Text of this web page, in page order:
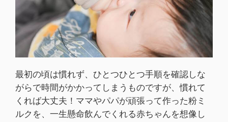
最初の頃は慣れず、ひとつひとつ手順を確認しな
がらで時間がかかってしまうものですが、慣れて
くれば大丈夫！ママやパパが頑張って作った粉ミ
ルクを、一生懸命飲んでくれる赤ちゃんを想像し